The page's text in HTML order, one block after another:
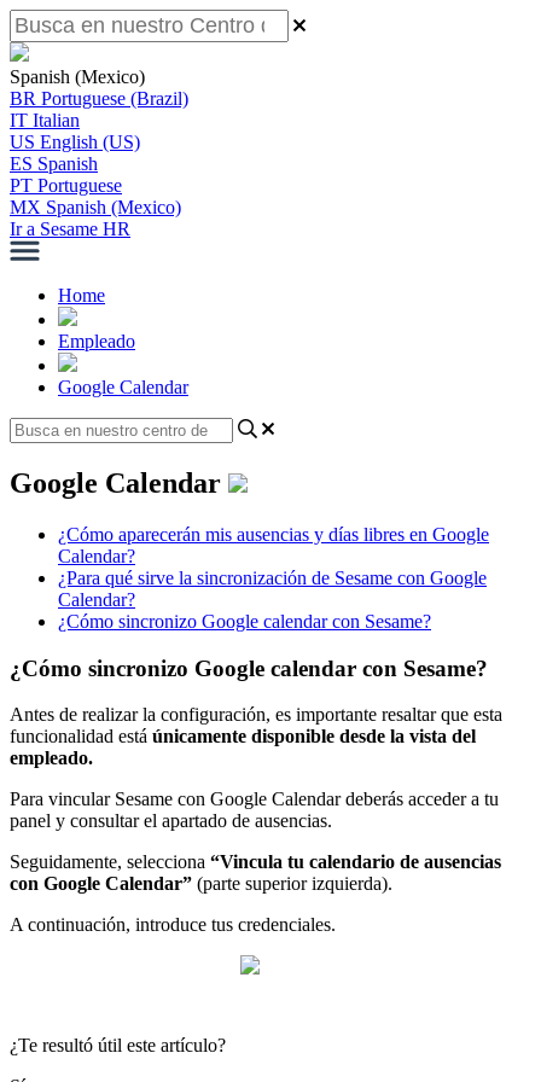
Spanish (Mexico)
BR Portuguese (Brazil)
IT Italian
US English (US)
ES Spanish
PT Portuguese
MX Spanish (Mexico)
Ir a Sesame HR
Home
Empleado
Google Calendar
Google Calendar
¿Cómo aparecerán mis ausencias y días libres en Google
Calendar?
¿Para qué sirve la sincronización de Sesame con Google
Calendar?
¿Cómo sincronizo Google calendar con Sesame?
¿Cómo sincronizo Google calendar con Sesame?
Antes de realizar la configuración, es importante resaltar que esta
funcionalidad está únicamente disponible desde la vista del
empleado.
Para vincular Sesame con Google Calendar deberás acceder a tu
panel y consultar el apartado de ausencias.
Seguidamente, selecciona “Vincula tu calendario de ausencias
con Google Calendar” (parte superior izquierda).
A continuación, introduce tus credenciales.
¿Te resultó útil este artículo?